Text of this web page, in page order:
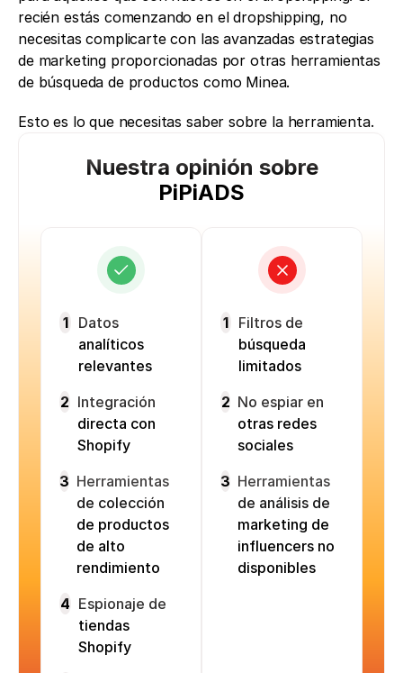
recién estás comenzando en el dropshipping, no
necesitas complicarte con las avanzadas estrategias
de marketing proporcionadas por otras herramientas
de búsqueda de productos como Minea.
Esto es lo que necesitas saber sobre la herramienta.
Nuestra opinión sobre
PiPiADS
1
Datos
analíticos
relevantes
2 Integración
directa con
Shopify
3 Herramientas
de colección
de productos
de alto
rendimiento
4 Espionaje de
tiendas
Shopify
1 Filtros de
búsqueda
limitados
2 No espiar en
otras redes
sociales
3 Herramientas
de análisis de
marketing de
influencers no
disponibles